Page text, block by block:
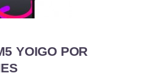
YOIGO POR